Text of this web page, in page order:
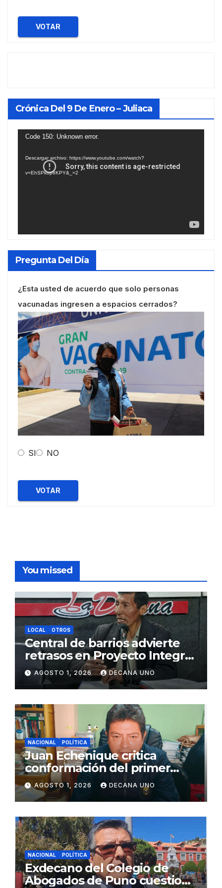
VOTAR
Crónica Del 9 De Enero – Juliaca
Reproductor
Code 150: Unknown error.
Descargar archivo: https://www.youtube.com/watch?
v=EhSPkop8KPY&_=2
Pregunta Del Día
¿Esta usted de acuerdo que solo personas
vacunadas ingresen a espacios cerrados?
SI NO
VOTAR
You missed
LOCAL OTROS
Central de barrios advierte
retrasos en Proyecto Integral
de Agua y Alcantarillado para
Juliaca
AGOSTO 1, 2026 DECANA UNO
NACIONAL POLÍTICA
Juan Echenique critica
conformación del primer
gabinete ministerial de Keiko
Fujimori
AGOSTO 1, 2026 DECANA UNO
NACIONAL POLÍTICA
Exdecano del Colegio de
Abogados de Puno cuestiona